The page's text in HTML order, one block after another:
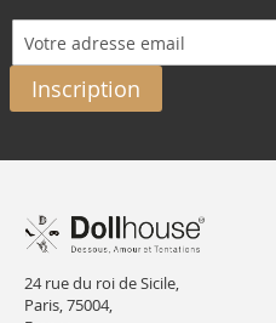
Inscription
24 rue du roi de Sicile,
Paris, 75004,